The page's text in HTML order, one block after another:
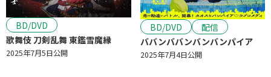
BD/DVD
歌舞伎 刀剣乱舞 東鑑雪魔縁
2025年7月5日公開
BD/DVD
配信
ババンババンバンバンパイア
2025年7月4日公開